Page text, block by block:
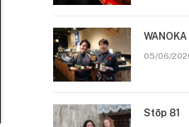
WANOKA
05/06/
Stōp 81